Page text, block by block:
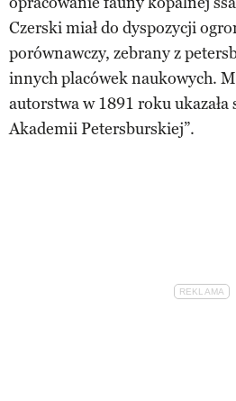
Czerski miał do dyspozycji
porównawczy, zebrany z
innych placówek naukowych.
autorstwa w 1891 roku ukazała
Akademii Petersburskiej”.